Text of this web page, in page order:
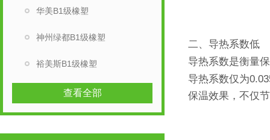
华美B1级橡塑
神州绿都B1级橡塑
裕美斯B1级橡塑
查看全部
二、导热系数低
导热系数是衡量
导热系数仅为
保温效果，不仅